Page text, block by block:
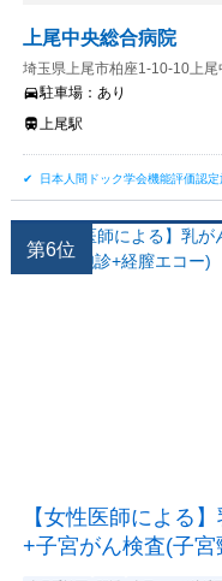
上尾中央総合病院
埼玉県上尾市柏座1-10-10上
駐車場： あり
上尾駅
日本人間ドック学会機能評価認定
第6位
【女性医師による
+子宮がん検査(子